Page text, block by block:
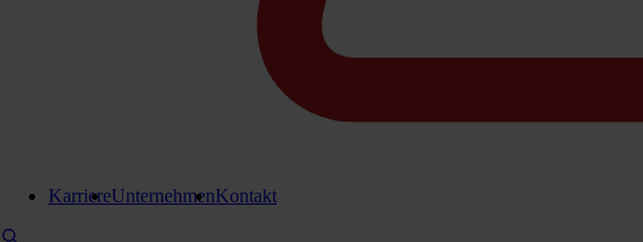
KarriereUnternehmenKontakt